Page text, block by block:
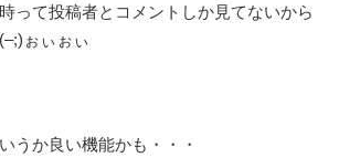
って投稿者とコメントしか見てないから
ぉぃぉぃ
うか良い機能かも・・・